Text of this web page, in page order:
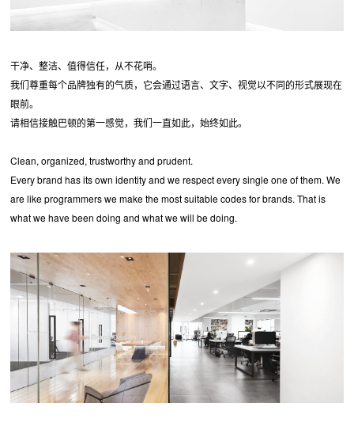
干净、整洁、值得信任，从不花哨。
我们尊重每个品牌独有的气质，它会通过语言、文字、视觉以不同的形式展现在
眼前。
请相信接触巴顿的第一感觉，我们一直如此，始终如此。
Clean, organized, trustworthy and prudent.
Every brand has its own identity and we respect every single one of them. We
are like programmers we make the most suitable codes for brands. That is
what we have been doing and what we will be doing.